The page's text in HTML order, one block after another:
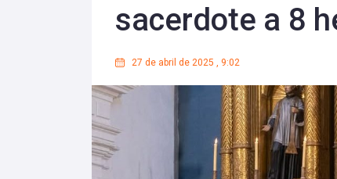
sacerdote a 8
27 de abril de 2025 , 9:02